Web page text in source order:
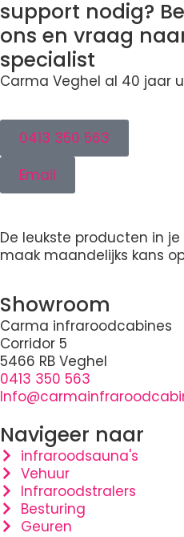
support nodig?
ons en vraag
specialist
Carma Veghel al 40 jaar
0413 350 563
Email
De leukste producten in je
maak maandelijks kans
Showroom
Carma infraroodcabines
Corridor 5
5466 RB Veghel
0413 350 563
Navigeer naar
infraroodsauna's
Vehuur
Infraroodstralers
Besturing
Geuren